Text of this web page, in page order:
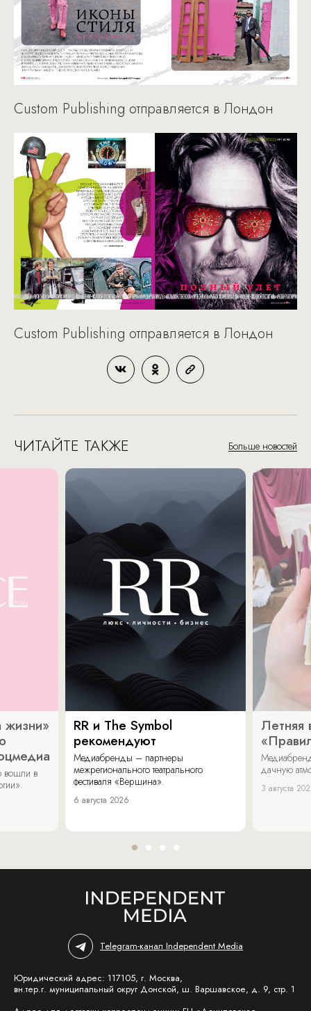
Custom Publishing отправляется в Лондон
Custom Publishing отправляется в Лондон
ЧИТАЙТЕ ТАКЖЕ Больше новостей
жизни»
вошли в
RR и The Symbol
рекомендуют
Медиабренды – партнеры
межрегионального театрального
фестиваля «Вершина».
6 августа 2026
Летняя
дачную
3 августа
Telegram-канал Independent Media
Юридический адрес: 117105, г. Москва,
вн.тер.г. муниципальный округ Донской, ш. Варшавское, д. 9, стр. 1